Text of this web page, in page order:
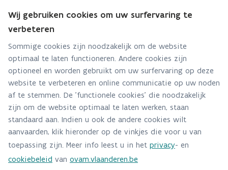
Hebt u een vraag voor dit team? Stel ze hier:
Via contact formulier
Alle contactgegevens
Adres
Stationsstraat 110
2800 Mechelen
Route en bereikbaarheid
Telefoon
015/284.458
Wij gebruiken cookies om uw surfervaring te
verbeteren
Sommige cookies zijn noodzakelijk om de website
optimaal te laten functioneren. Andere cookies zijn
optioneel en worden gebruikt om uw surfervaring op deze
website te verbeteren en online communicatie op uw noden
af te stemmen. De 'functionele cookies' die noodzakelijk
zijn om de website optimaal te laten werken, staan
standaard aan. Indien u ook de andere cookies wilt
aanvaarden, klik hieronder op de vinkjes die voor u van
toepassing zijn. Meer info leest u in het privacy- en
cookiebeleid van ovam.vlaanderen.be